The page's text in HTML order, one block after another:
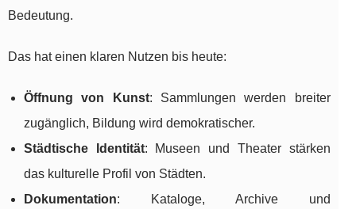
Bedeutung.
Das hat einen klaren Nutzen bis heute:
Öffnung von Kunst: Sammlungen werden breiter
zugänglich, Bildung wird demokratischer.
Städtische Identität: Museen und Theater stärken
das kulturelle Profil von Städten.
Dokumentation: Kataloge, Archive und